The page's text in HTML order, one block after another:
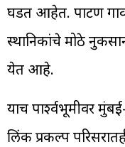
घडत आहेत. पाटण
स्थानिकांचे मोठे
येत आहे.
याच पार्श्वभूमीवर
लिंक प्रकल्प